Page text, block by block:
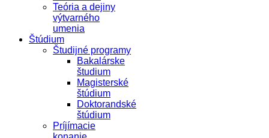
Teória a dejiny
výtvarného
umenia
Štúdium
Študijné programy
Bakalárske
študium
Magisterské
štúdium
Doktorandské
štúdium
Príjímacie